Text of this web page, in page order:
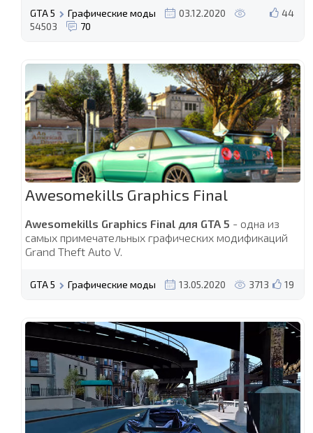
44
GTA 5 Графические моды
03.12.2020
54503
70
Awesomekills Graphics Final
Awesomekills Graphics Final для GTA 5 - одна из
самых примечательных графических модификаций
Grand Theft Auto V.
19
GTA 5 Графические моды 13.05.2020 3713